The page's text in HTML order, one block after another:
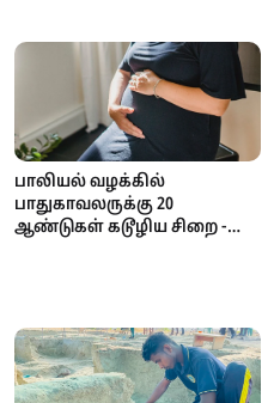
பாலியல் வழக்கில்
பாதுகாவலருக்கு 20
ஆண்டுகள் கடூழிய சிறை -